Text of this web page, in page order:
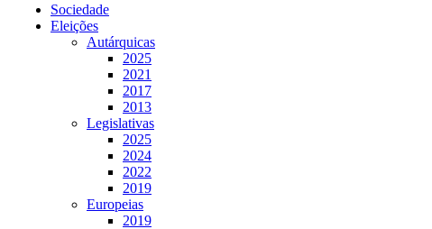
Sociedade
Eleições
Autárquicas
2025
2021
2017
2013
Legislativas
2025
2024
2022
2019
Europeias
2019